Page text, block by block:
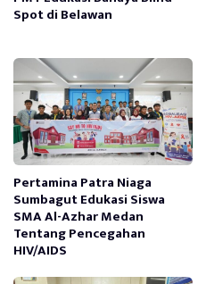
Spot di Belawan
Pertamina Patra Niaga
Sumbagut Edukasi Siswa
SMA Al-Azhar Medan
Tentang Pencegahan
HIV/AIDS